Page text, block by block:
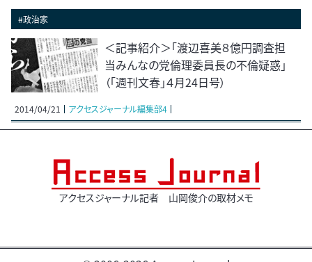
#政治家
＜記事紹介＞「渡辺喜美８億円調査担
当みんなの党倫理委員長の不倫疑惑」
（「週刊文春」４月24日号）
2014/04/21 アクセスジャーナル編集部4
アクセスジャーナル記者 山岡俊介の取材メモ